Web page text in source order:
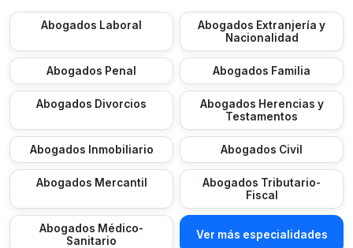
Abogados Laboral
Abogados Extranjería y
Nacionalidad
Abogados Penal Abogados Familia
Abogados Divorcios
Abogados Herencias y
Testamentos
Abogados Inmobiliario Abogados Civil
Abogados Mercantil
Abogados Tributario-
Fiscal
Abogados Médico-
Sanitario
Ver más especialidades